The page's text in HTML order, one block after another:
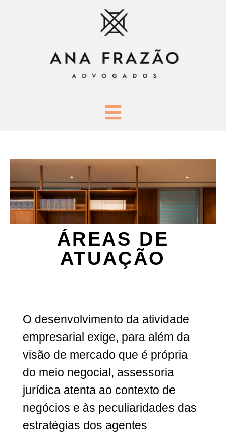
ÁREAS DE
ATUAÇÃO
O desenvolvimento da atividade
empresarial exige, para além da
visão de mercado que é própria
do meio negocial, assessoria
jurídica atenta ao contexto de
negócios e às peculiaridades das
estratégias dos agentes